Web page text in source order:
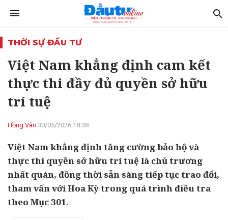
THỜI SỰ ĐẦU TƯ
Việt Nam khẳng định cam kết
thực thi đầy đủ quyền sở hữu
trí tuệ
Hồng Vân 30/05/2026 18:38
Việt Nam khẳng định tăng cường bảo hộ và
thực thi quyền sở hữu trí tuệ là chủ trương
nhất quán, đồng thời sẵn sàng tiếp tục trao đổi,
tham vấn với Hoa Kỳ trong quá trình điều tra
theo Mục 301.